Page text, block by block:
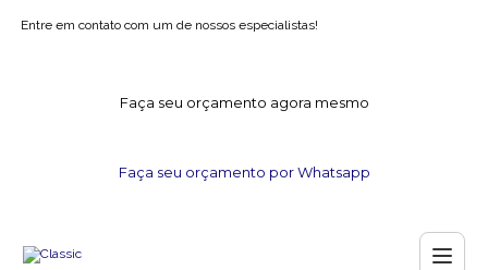
Entre em contato com um de nossos especialistas!
Faça seu orçamento agora mesmo
Faça seu orçamento por Whatsapp